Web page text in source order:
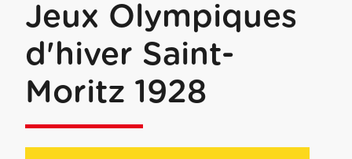
Jeux Olympiques
d'hiver Saint-
Moritz 1928